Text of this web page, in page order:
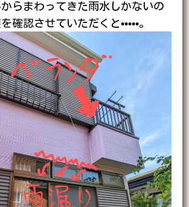
らまわってきた雨水しかないの
確認させていただくと•••••。